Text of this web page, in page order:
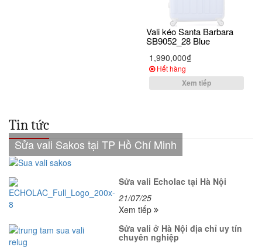
Vali kéo Santa Barbara
SB9052_28 Blue
1,990,000₫
Hết hàng
Xem tiếp
Tin tức
Sửa vali Sakos tại TP Hồ Chí Minh
Sửa vali Echolac tại Hà Nội
21/07/25
Xem tiếp
Sửa vali ở Hà Nội địa chỉ uy tín
chuyên nghiệp